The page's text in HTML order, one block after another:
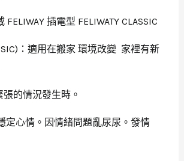
FELIWAY 插電型 FELIWATY CLASSIC
：適用在搬家 環境改變 家裡有新
的情況發生時。
定心情。因情緒問題亂尿尿。發情